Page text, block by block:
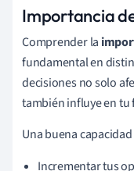
Importancia
Comprender la
fundamental en
decisiones no solo
también influye en
Una buena
Incrementar tus